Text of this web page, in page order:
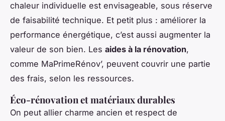
chaleur individuelle est envisageable, sous réserve
de faisabilité technique. Et petit plus : améliorer la
performance énergétique, c’est aussi augmenter la
valeur de son bien. Les aides à la rénovation,
comme MaPrimeRénov’, peuvent couvrir une partie
des frais, selon les ressources.
Éco-rénovation et matériaux durables
On peut allier charme ancien et respect de